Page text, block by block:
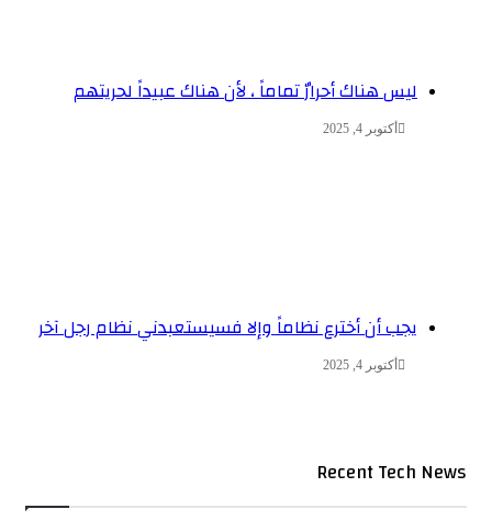
ليس هناك أحرارٌ تماماً ، لأن هناك عبيداً لحريتهم
أكتوبر 4, 2025
يجب أن أخترع نظاماً وإلا فسيستعبدني نظام رجل آخر
أكتوبر 4, 2025
Recent Tech News